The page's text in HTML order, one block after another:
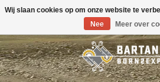
Toggle
Wij slaan cookies op om onze website te
Nee
Meer over